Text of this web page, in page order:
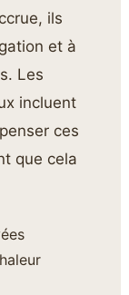
ils
et à
Les
incluent
ces
que cela